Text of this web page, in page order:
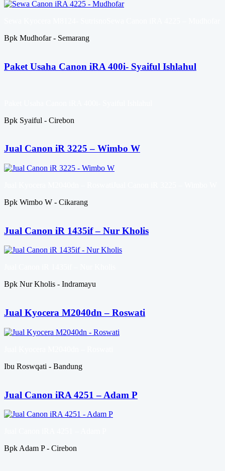
Bpk Mudhofar - Semarang
Paket Usaha Canon iRA 400i- Syaiful Ishlahul
Bpk Syaiful - Cirebon
Jual Canon iR 3225 – Wimbo W
Bpk Wimbo W - Cikarang
Jual Canon iR 1435if – Nur Kholis
Bpk Nur Kholis - Indramayu
Jual Kyocera M2040dn – Roswati
Ibu Roswqati - Bandung
Jual Canon iRA 4251 – Adam P
Bpk Adam P - Cirebon